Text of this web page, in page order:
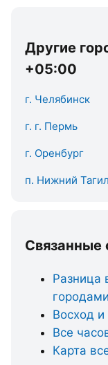
Другие
+05:00
г. Челябинск
г. г. Пермь
г. Оренбург
п. Нижний Тагил
Связанные
Разница
городами
Восход и
Все
Карта